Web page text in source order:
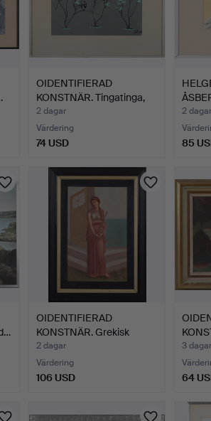
OIDENTIFIERAD
KONSTNÄR. Tingatinga,
tusch,…
2 dagar
Värdering
74 USD
akvar…
2 dagar
85
OIDENTIFIERAD
KONSTNÄR. Grekisk
kvinna, ol…
2 dagar
Värdering
106 USD
duk…
3 dagar
64